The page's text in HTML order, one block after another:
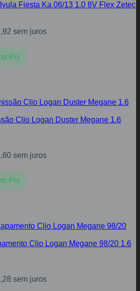
Fiesta Ka 06/13 1.0 8V Flex Zetec
sem juros
Pix
Clio Logan Duster Megane 1.6
sem juros
Pix
Clio Logan Megane 98/20 1.6
sem juros